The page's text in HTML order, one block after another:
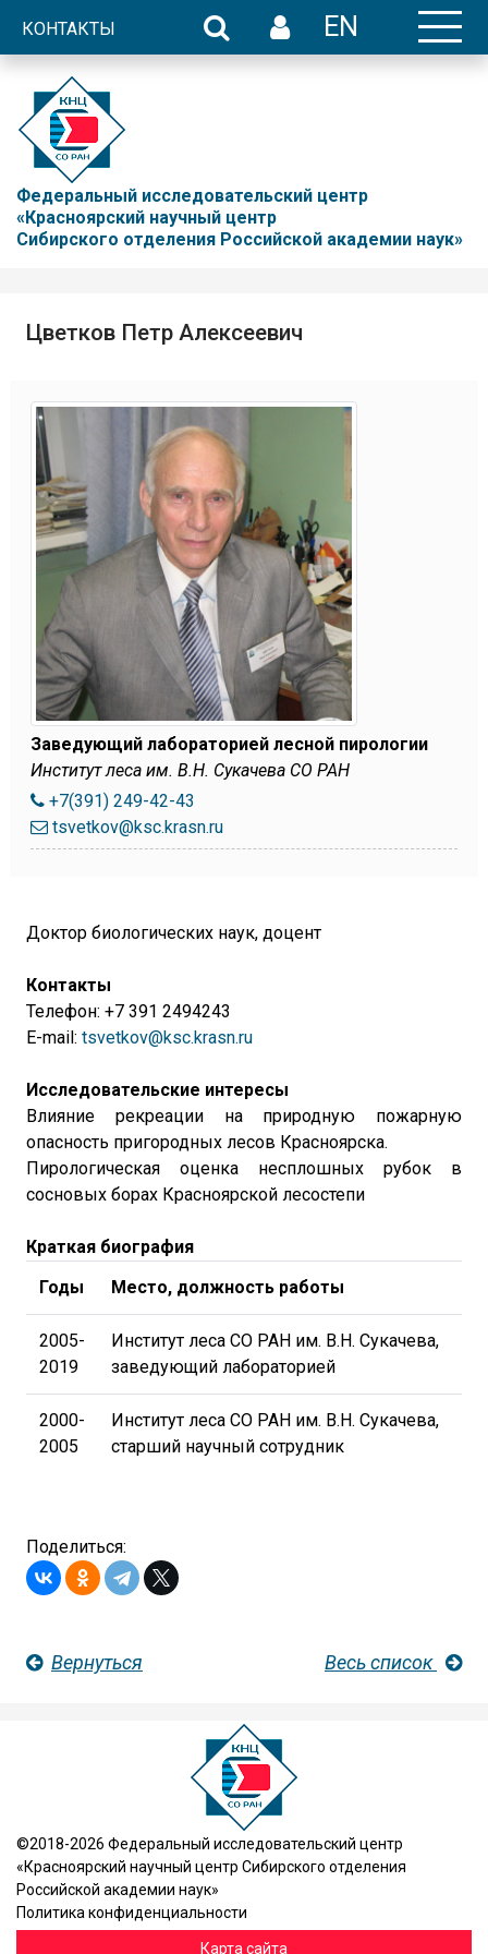
КОНТАКТЫ EN
Федеральный исследовательский центр
«Красноярский научный центр
Сибирского отделения Российской академии наук»
Цветков Петр Алексеевич
Заведующий лабораторией лесной пирологии
Институт леса им. В.Н. Сукачева СО РАН
+7(391) 249-42-43
tsvetkov@ksc.krasn.ru
Доктор биологических наук, доцент
Контакты
Телефон: +7 391 2494243
E-mail: tsvetkov@ksc.krasn.ru
Исследовательские интересы
Влияние рекреации на природную пожарную
опасность пригородных лесов Красноярска.
Пирологическая оценка несплошных рубок в
сосновых борах Красноярской лесостепи
Краткая биография
Годы
Место, должность работы
2005-
2019
Институт леса СО РАН им. В.Н. Сукачева,
заведующий лабораторией
2000-
2005
Институт леса СО РАН им. В.Н. Сукачева,
старший научный сотрудник
Поделиться:
Вернуться Весь список
©2018-2026 Федеральный исследовательский центр
«Красноярский научный центр Сибирского отделения
Российской академии наук»
Политика конфиденциальности
Карта сайта